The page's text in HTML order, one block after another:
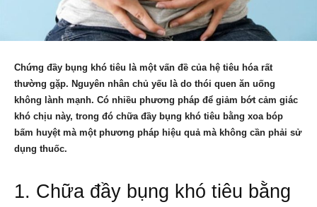
Chứng đầy bụng khó tiêu là một vấn đề của hệ tiêu hóa rất
thường gặp. Nguyên nhân chủ yếu là do thói quen ăn uống
không lành mạnh. Có nhiều phương pháp để giảm bớt cảm giác
khó chịu này, trong đó chữa đầy bụng khó tiêu bằng xoa bóp
bấm huyệt mà một phương pháp hiệu quả mà không cần phải sử
dụng thuốc.
1. Chữa đầy bụng khó tiêu bằng